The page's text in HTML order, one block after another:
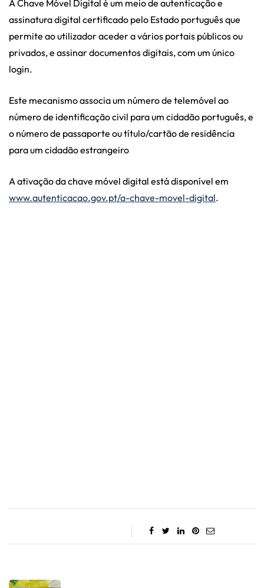
A Chave Móvel Digital é um meio de autenticação e
assinatura digital certificado pelo Estado português que
permite ao utilizador aceder a vários portais públicos ou
privados, e assinar documentos digitais, com um único
login.
Este mecanismo associa um número de telemóvel ao
número de identificação civil para um cidadão português, e
o número de passaporte ou título/cartão de residência
para um cidadão estrangeiro
A ativação da chave móvel digital está disponível em
www.autenticacao.gov.pt/a-chave-movel-digital.